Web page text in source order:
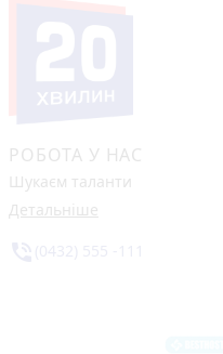
РОБОТА У НАС
Шукаєм таланти
Детальніше